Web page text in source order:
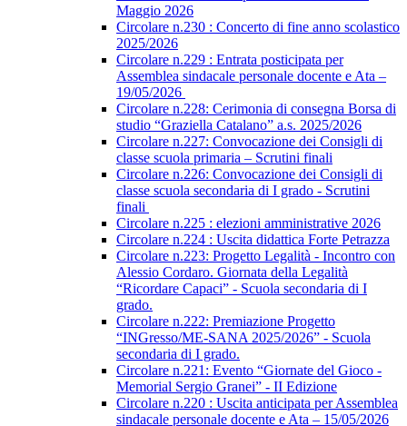
Maggio 2026
Circolare n.230 : Concerto di fine anno scolastico
2025/2026
Circolare n.229 : Entrata posticipata per
Assemblea sindacale personale docente e Ata –
19/05/2026
Circolare n.228: Cerimonia di consegna Borsa di
studio “Graziella Catalano” a.s. 2025/2026
Circolare n.227: Convocazione dei Consigli di
classe scuola primaria – Scrutini finali
Circolare n.226: Convocazione dei Consigli di
classe scuola secondaria di I grado - Scrutini
finali
Circolare n.225 : elezioni amministrative 2026
Circolare n.224 : Uscita didattica Forte Petrazza
Circolare n.223: Progetto Legalità - Incontro con
Alessio Cordaro. Giornata della Legalità
“Ricordare Capaci” - Scuola secondaria di I
grado.
Circolare n.222: Premiazione Progetto
“INGresso/ME-SANA 2025/2026” - Scuola
secondaria di I grado.
Circolare n.221: Evento “Giornate del Gioco -
Memorial Sergio Granei” - II Edizione
Circolare n.220 : Uscita anticipata per Assemblea
sindacale personale docente e Ata – 15/05/2026